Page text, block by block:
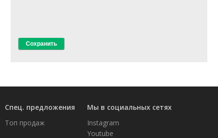
Спец. предложения
Топ продаж
Мы в социальных сетях
Instagram
Youtube